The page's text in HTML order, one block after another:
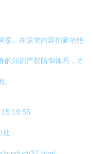
缪。在追求内容创新的绝
的知识产权防御体系，才
：